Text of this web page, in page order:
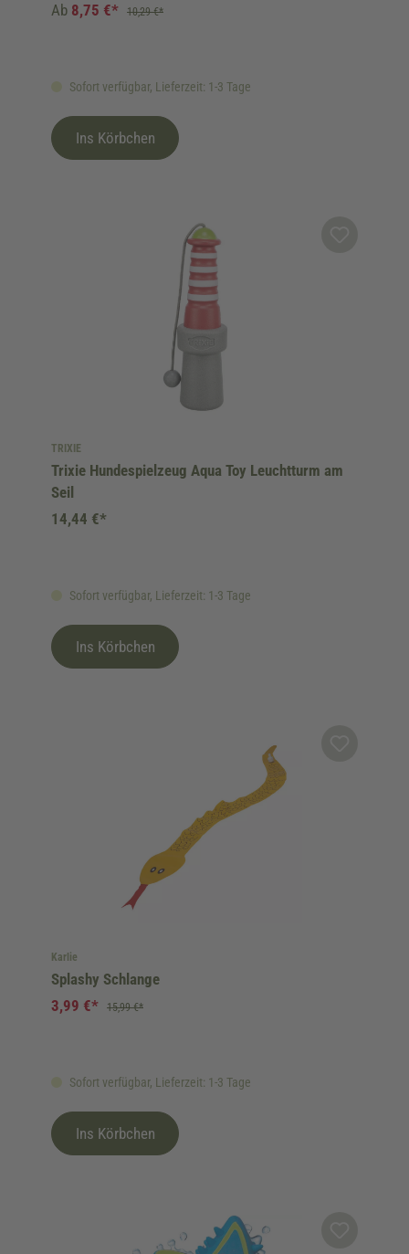
Sofort verfügbar, Lieferzeit: 1-3 Tage
Ab 8,75 €* 10,29 €*
Ins Körbchen
TRIXIE
Trixie Hundespielzeug Aqua Toy Leuchtturm am
Seil
Sofort verfügbar, Lieferzeit: 1-3 Tage
14,44 €*
Ins Körbchen
Karlie
Splashy Schlange
Sofort verfügbar, Lieferzeit: 1-3 Tage
3,99 €* 15,99 €*
Ins Körbchen